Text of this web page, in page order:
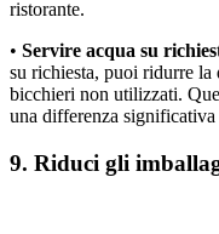
ristorante.
• Servire acqua su
su richiesta, puoi ridurre la
bicchieri non utilizzati.
una differenza
9. Riduci gli